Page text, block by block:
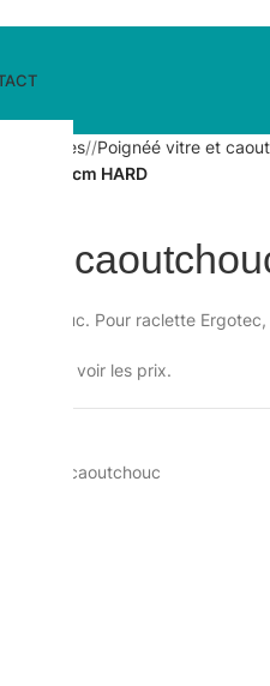
surfaces/ Poignéé vitre et
45 cm HARD
S +
Pour raclette Ergotec,
pour voir les prix.
vitre et caoutchouc